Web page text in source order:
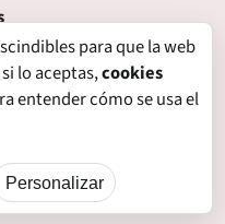
pagoGastos de envío
cookies
los derechos reservados.
para que la web
lo aceptas,cookies
entender cómo se usa el
Personalizar